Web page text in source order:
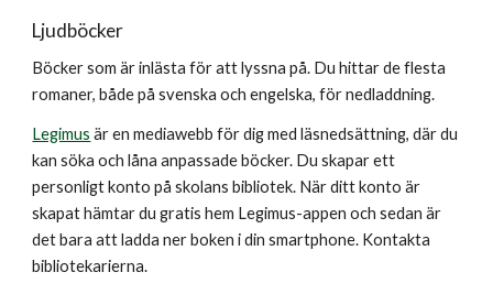
Ljudböcker
Böcker som är inlästa för att lyssna på. Du hittar de flesta
romaner, både på svenska och engelska, för nedladdning.
Legimus är en mediawebb för dig med läsnedsättning, där du
kan söka och låna anpassade böcker. Du skapar ett
personligt konto på skolans bibliotek. När ditt konto är
skapat hämtar du gratis hem Legimus-appen och sedan är
det bara att ladda ner boken i din smartphone. Kontakta
bibliotekarierna.